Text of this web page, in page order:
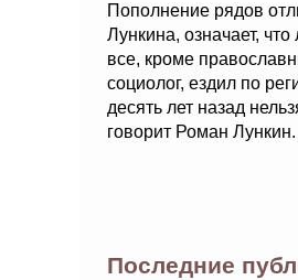
Пополнение рядов
Лункина, означает,
все, кроме
социолог, ездил по
десять лет назад
говорит Роман Лункин.
Последние